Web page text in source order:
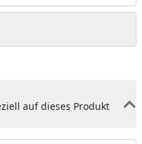
auf dieses Produkt